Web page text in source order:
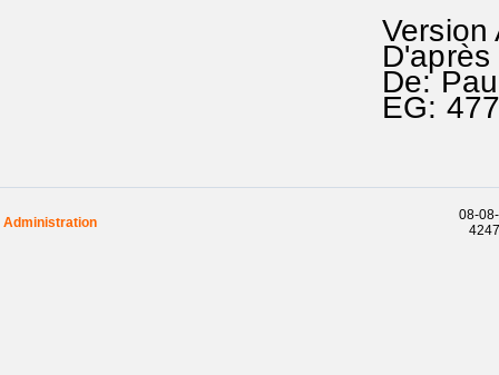
Version
De:
EG:
Administration
08-